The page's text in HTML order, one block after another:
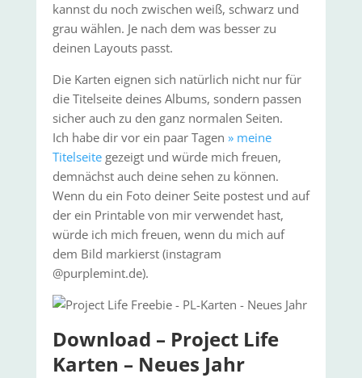
kannst du noch zwischen weiß, schwarz und
grau wählen. Je nach dem was besser zu
deinen Layouts passt.
Die Karten eignen sich natürlich nicht nur für
die Titelseite deines Albums, sondern passen
sicher auch zu den ganz normalen Seiten.
Ich habe dir vor ein paar Tagen » meine
Titelseitegezeigt und würde mich freuen,
demnächst auch deine sehen zu können.
Wenn du ein Foto deiner Seite postest und auf
der ein Printable von mir verwendet hast,
würde ich mich freuen, wenn du mich auf
dem Bild markierst (instagram
@purplemint.de).
Download – Project Life
Karten – Neues Jahr